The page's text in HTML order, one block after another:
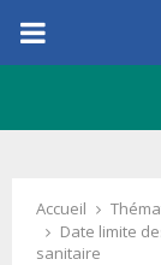
PRIMARY
Accueil
Date limite
sanitaire